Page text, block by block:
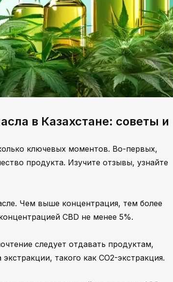
в Казахстане: советы и
ключевых моментов. Во-первых,
продукта. Изучите отзывы, узнайте
Чем выше концентрация, тем более
CBD не менее 5%.
следует отдавать продуктам,
такого как CO2-экстракция.